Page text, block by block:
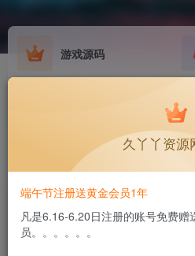
游戏源码
欢迎大家无偿赞助！
欢迎大家无偿赞助！
稀缺网单烈焰飞雪/战国英
持win10系统
久丫丫资源
端午节注册送黄金会员1年
凡是6.16-6.20日注册的账号免费赠
员。。。。。。